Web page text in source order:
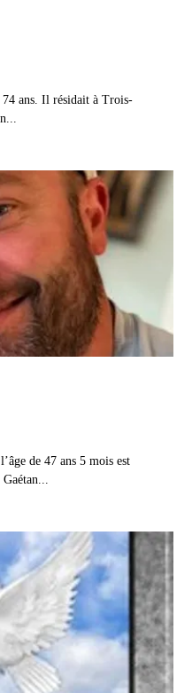
ans. Il résidait à Trois-
de 47 ans 5 mois est